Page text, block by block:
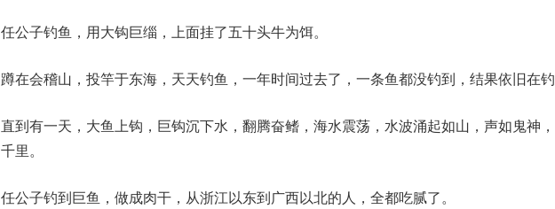
任公子钓鱼，用大钩巨缁，上面挂了五十头牛为饵。
蹲在会稽山，投竿于东海，天天钓鱼，一年时间过去了，一条鱼都没钓到，结果依旧在
直到有一天，大鱼上钩，巨钩沉下水，翻腾奋鳍，海水震荡，水波涌起如山，声如鬼神
千里。
任公子钓到巨鱼，做成肉干，从浙江以东到广西以北的人，全都吃腻了。